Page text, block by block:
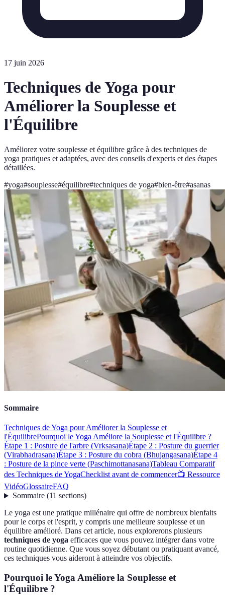
17 juin 2026
Techniques de Yoga pour
Améliorer la Souplesse et
l'Équilibre
Améliorez votre souplesse et équilibre grâce à des techniques de
yoga pratiques et adaptées, avec des conseils d'experts et des étapes
détaillées.
#yoga#souplesse#équilibre#techniques de yoga#bien-être#asanas
Sommaire
Techniques de Yoga pour Améliorer la Souplesse et
l'ÉquilibrePourquoi le Yoga Améliore la Souplesse et l'Équilibre ?
Étape 1 : Posture de l'arbre (Vrksasana)Étape 2 : Posture du guerrier
(Virabhadrasana)Étape 3 : Posture du cobra (Bhujangasana)Étape 4
: Posture de la pince verte (Paschimottanasana)Tableau Comparatif
des Techniques de YogaChecklist avant de commencer📺 Ressource
VidéoGlossaireFAQ
Sommaire(11 sections)
Le yoga est une pratique millénaire qui offre de nombreux bienfaits
pour le corps et l'esprit, y compris une meilleure souplesse et un
équilibre amélioré. Dans cet article, nous explorerons plusieurs
techniques de yoga efficaces que vous pouvez intégrer dans votre
routine quotidienne. Que vous soyez débutant ou pratiquant avancé,
ces techniques vous aideront à atteindre vos objectifs.
Pourquoi le Yoga Améliore la Souplesse et
l'Équilibre ?